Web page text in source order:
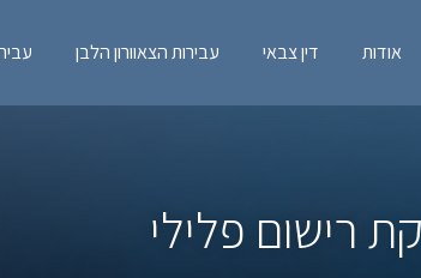
אודות דין צבאי עבירות הצאוורון הלבן
רישום פלילי